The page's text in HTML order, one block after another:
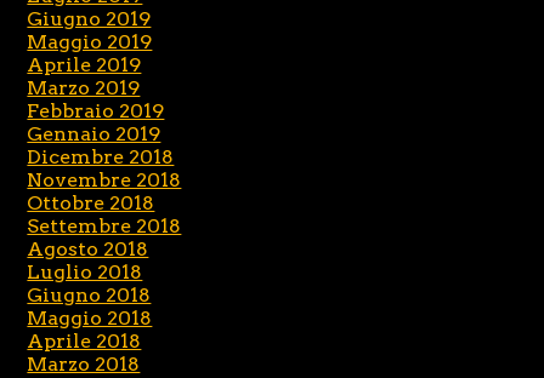
Giugno 2019
Maggio 2019
Aprile 2019
Marzo 2019
Febbraio 2019
Gennaio 2019
Dicembre 2018
Novembre 2018
Ottobre 2018
Settembre 2018
Agosto 2018
Luglio 2018
Giugno 2018
Maggio 2018
Aprile 2018
Marzo 2018